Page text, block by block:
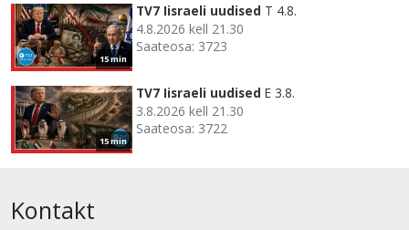
15 min
TV7 Iisraeli uudised T 4.8.
4.8.2026 kell 21.30
Saateosa: 3723
15 min
TV7 Iisraeli uudised E 3.8.
3.8.2026 kell 21.30
Saateosa: 3722
Kontakt